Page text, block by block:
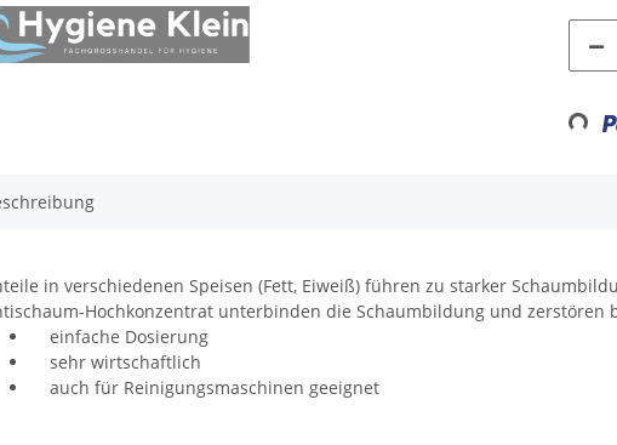
in verschiedenen Speisen (Fett, Eiweiß) führen zu starker
Hochkonzentrat unterbinden die Schaumbildung und zerstören
einfache Dosierung
sehr wirtschaftlich
auch für Reinigungsmaschinen geeignet